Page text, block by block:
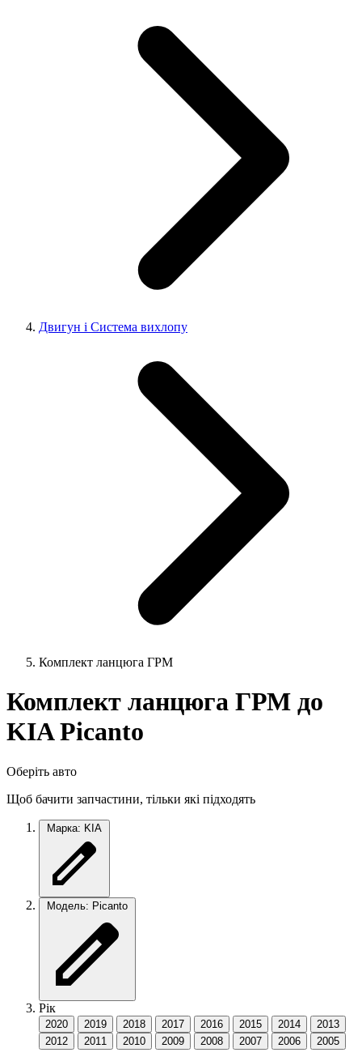
Двигун і Система вихлопу
Комплект ланцюга ГРМ
Комплект ланцюга ГРМ до
KIA Picanto
Оберіть авто
Щоб бачити запчастини, тільки які підходять
Марка: KIA
Модель: Picanto
Рік
2020 2019 2018 2017 2016 2015 2014
2013
2012
2011 2010 2009 2008 2007 2006 2005